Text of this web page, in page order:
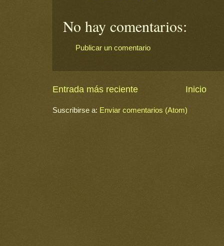
No hay comentarios:
Publicar un comentario
Entrada más reciente Inicio
Suscribirse a: Enviar comentarios (Atom)